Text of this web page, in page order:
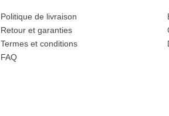
Politique de livraison
Retour et garanties
Termes et conditions
FAQ